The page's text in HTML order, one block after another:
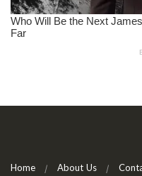
Home About Us